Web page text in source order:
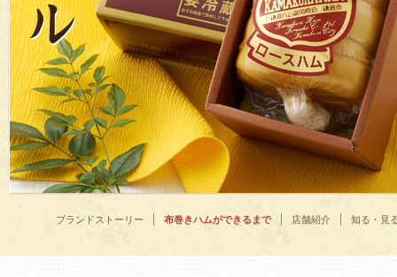
ブランドストーリー 布巻きハムができるまで 店舗紹介 知る・見